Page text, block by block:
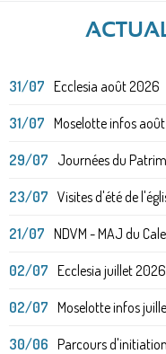
31/07 Ecclesia août 2026
31/07 Moselotte infos
29/07 Journées du
23/07 Visites d'été de
21/07 NDVM - MAJ du
02/07 Ecclesia juillet 2026
02/07 Moselotte infos
30/06 Parcours